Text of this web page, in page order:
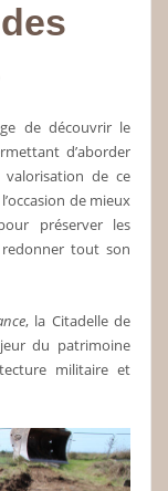
de découvrir le
d’aborder
de ce
de mieux
préserver les
tout son
, la Citadelle de
du patrimoine
militaire et